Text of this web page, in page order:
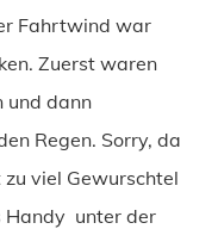
Fahrtwind war
Zuerst waren
und dann
Regen. Sorry, da
viel Gewurschtel
Handy unter der